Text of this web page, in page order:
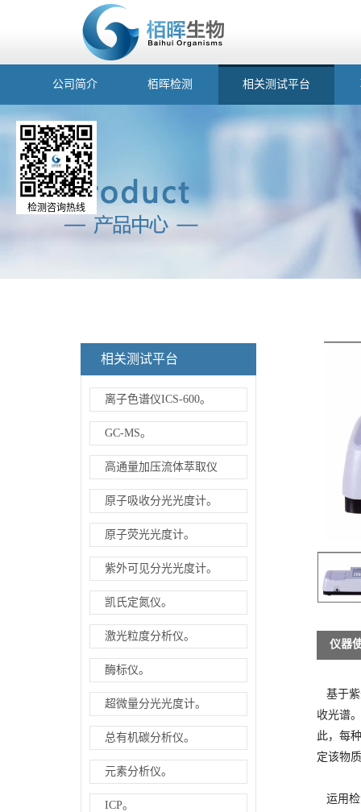
公司简介 栢晖检测 相关测试平台
相关测试平台
离子色谱仪ICS-600。
GC-MS。
高通量加压流体萃取仪
原子吸收分光光度计。
原子荧光光度计。
紫外可见分光光度计。
凯氏定氮仪。
激光粒度分析仪。
酶标仪。
超微量分光光度计。
总有机碳分析仪。
元素分析仪。
ICP。
仪器
基于紫
收光谱
此，每
定该物
运用检
检测咨询热线